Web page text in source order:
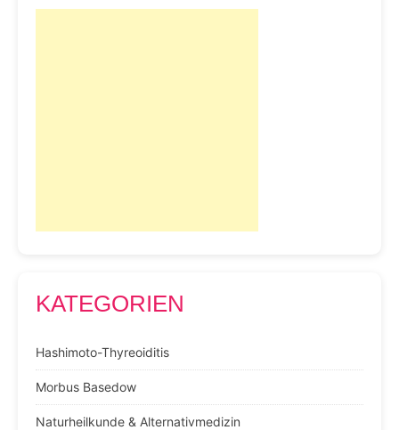
KATEGORIEN
Hashimoto-Thyreoiditis
Morbus Basedow
Naturheilkunde & Alternativmedizin